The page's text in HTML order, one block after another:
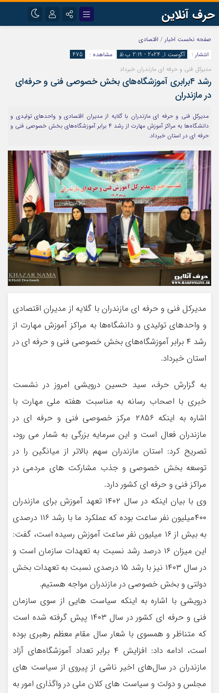
حرف آنلاین
اینستاگرام
آپارات
رمز عبور
مرا به خاطر بسپار
صفحه نخست اخبار / اقتصادی
انتشار :
آگوست 1, 2024 - 2:19 ب.ظ مشاهده :
475
مدیرکل فنی و حرفه ای مازندران خبرداد
رشد ۴برابری آموزشگاه‌های بخش خصوصی فنی و حرفه‌ای
در مازندران
مدیرکل فنی و حرفه ای مازندران با گلایه از مدیران اقتصادی و واحدهای تولیدی و
دانشگاه‌ها به مراکز آموزش مهارت از رشد ۴ برابر آموزشگاه‌های بخش خصوصی فنی و
حرفه ای در استان خبرداد.
مدیرکل فنی و حرفه ای مازندران با گلایه از مدیران اقتصادی
و واحدهای تولیدی و دانشگاه‌ها به مراکز آموزش مهارت از
رشد ۴ برابر آموزشگاه‌های بخش خصوصی فنی و حرفه ای در
استان خبرداد.
به گزارش حرف، سید حسین درویشی امروز در نشست
خبری با اصحاب رسانه به مناسبت هفته ملی مهارت با
اشاره به اینکه ۲۸۵۶ مرکز خصوصی فنی و حرفه ای در
مازندران فعال است و این سرمایه بزرگی به شمار می رود،
تصریح کرد: استان مازندران سهم بالاتر از میانگین را در
توسعه بخش خصوصی و جذب مشارکت های مردمی در
مراکز فنی و حرفه ای کشور دارد.
وی با بیان اینکه در سال ۱۴۰۲ تعهد آموزش برای مازندران
۴۰۰میلیون نفر ساعت بوده که عملکرد ما با رشد ۱۱۶ درصدی
به بیش از ۱۶ میلیون نفر ساعت آموزش رسیده است، گفت:
این میزان ۱۶ درصد رشد نسبت به تعهدات سازمان است و
در سال ۱۴۰۳ نیز با رشد ۱۵ درصدی نسبت به تعهدات بخش
دولتی و بخش خصوصی در مازندران مواجه هستیم.
درویشی با اشاره به اینکه سیاست هایی از سوی سازمان
فنی و حرفه ای کشور در سال ۱۴۰۳ پیش گرفته شده است
که متناظر و همسوی با شعار سال مقام معظم رهبری بوده
است، ادامه داد: افزایش ۴ برابر تعداد آموزشگاه‌های آزاد
مازندران در سال‌های اخیر ناشی از پیروی از سیاست های
مجلس و دولت و سیاست های کلان ملی در واگذاری امور به